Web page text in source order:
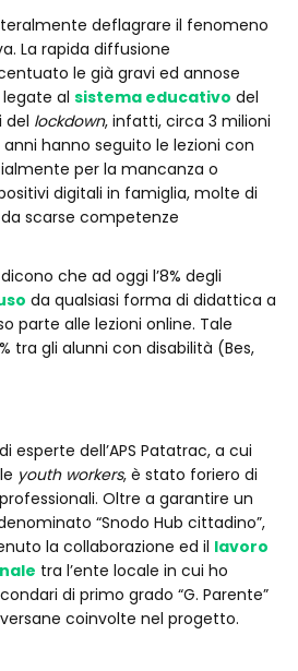
deflagrare il fenomeno
La rapida diffusione
le già gravi ed annose
al sistema educativo del
del lockdown, infatti, circa 3 milioni
hanno seguito le lezioni con
per la mancanza o
digitali in famiglia, molte di
scarse competenze
che ad oggi l’8% degli
da qualsiasi forma di didattica a
parte alle lezioni online. Tale
tra gli alunni con disabilità (Bes,
esperte dell’APS Patatrac, a cui
youth workers, è stato foriero di
Oltre a garantire un
“Snodo Hub cittadino”,
la collaborazione ed il lavoro
tra l’ente locale in cui ho
di primo grado “G. Parente”
coinvolte nel progetto.